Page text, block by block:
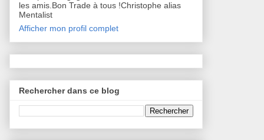
les amis.Bon Trade à tous !Christophe alias
Mentalist
Afficher mon profil complet
Rechercher dans ce blog